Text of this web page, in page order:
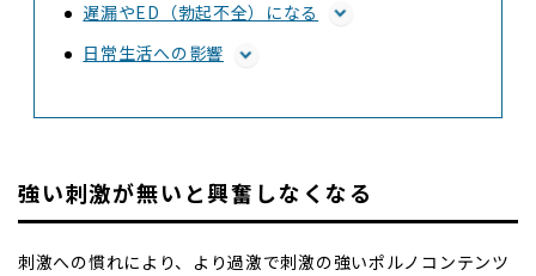
遅漏やED（勃起不全）になる
日常生活への影響
強い刺激が無いと興奮しなくなる
刺激への慣れにより、より過激で刺激の強いポルノコンテンツ